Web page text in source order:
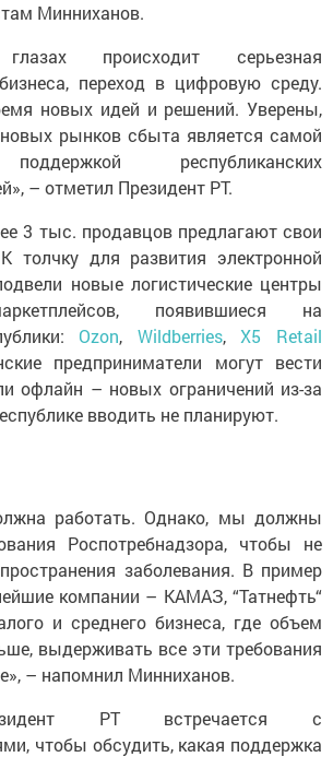
Минниханов.
происходит серьезная
переход в цифровую среду.
новых идей и решений. Уверены,
новых рынков сбыта является самой
республиканских
– отметил Президент РТ.
3 тыс. продавцов предлагают свои
толчку для развития электронной
новые логистические центры
появившиеся на
Ozon, Wildberries,X5 Retail
предприниматели могут вести
офлайн – новых ограничений из-за
вводить не планируют.
работать. Однако, мы должны
Роспотребнадзора, чтобы не
заболевания. В пример
компании – КАМАЗ, “Татнефть“
и среднего бизнеса, где объем
выдерживать все эти требования
– напомнил Минниханов.
РТ встречается с
чтобы обсудить, какая поддержка